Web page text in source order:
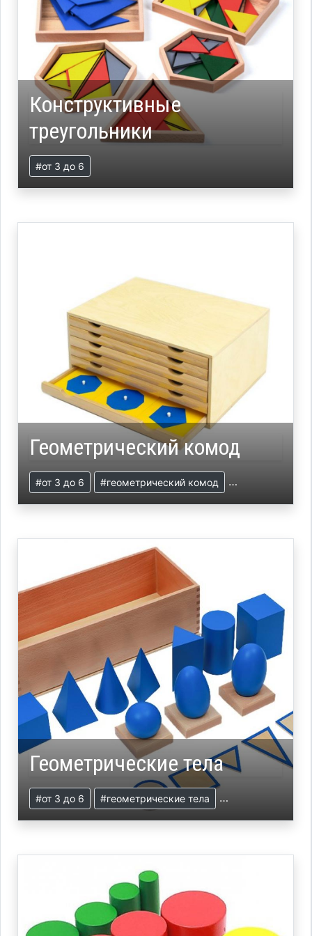
Конструктивные
треугольники
#от 3 до 6
Геометрический комод
#от 3 до 6 #геометрический комод #презентация
Геометрические тела
#от 3 до 6 #геометрические тела #презентация